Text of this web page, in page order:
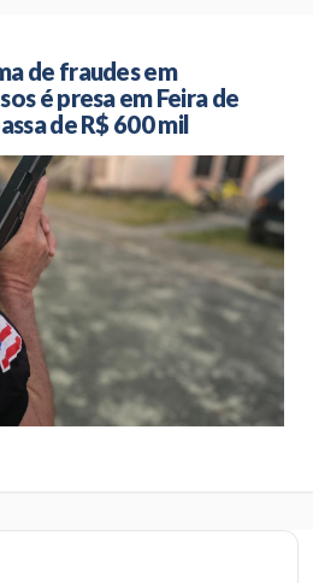
de fraudes em
é presa em Feira de
de R$ 600 mil